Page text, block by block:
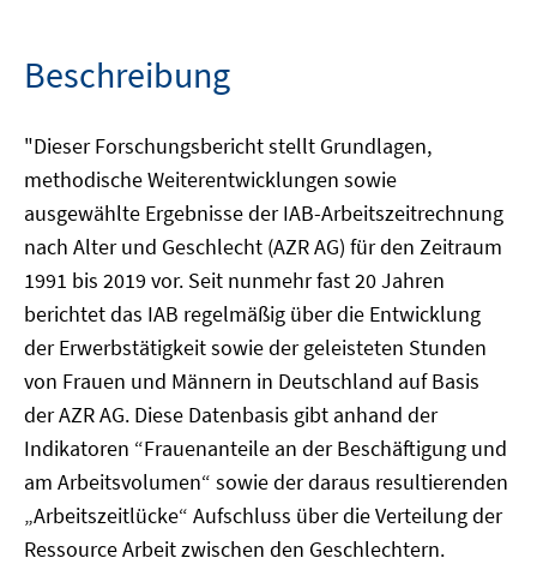
Beschreibung
"Dieser Forschungsbericht stellt Grundlagen,
methodische Weiterentwicklungen sowie
ausgewählte Ergebnisse der IAB-Arbeitszeitrechnung
nach Alter und Geschlecht (AZR AG) für den Zeitraum
1991 bis 2019 vor. Seit nunmehr fast 20 Jahren
berichtet das IAB regelmäßig über die Entwicklung
der Erwerbstätigkeit sowie der geleisteten Stunden
von Frauen und Männern in Deutschland auf Basis
der AZR AG. Diese Datenbasis gibt anhand der
Indikatoren “Frauenanteile an der Beschäftigung und
am Arbeitsvolumen“ sowie der daraus resultierenden
„Arbeitszeitlücke“ Aufschluss über die Verteilung der
Ressource Arbeit zwischen den Geschlechtern.